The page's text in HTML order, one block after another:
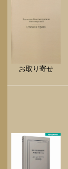
お取り寄せ